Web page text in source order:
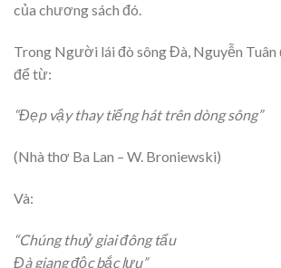
của chương sách đó.
Trong Người lái đò sông Đà, Nguyễn Tuân
để từ:
“Đẹp vậy thay tiếng hát trên dòng sông”
(Nhà thơ Ba Lan – W. Broniewski)
Và:
“Chúng thuỷ giai đông tẩu
Đà giang độc bắc lưu”